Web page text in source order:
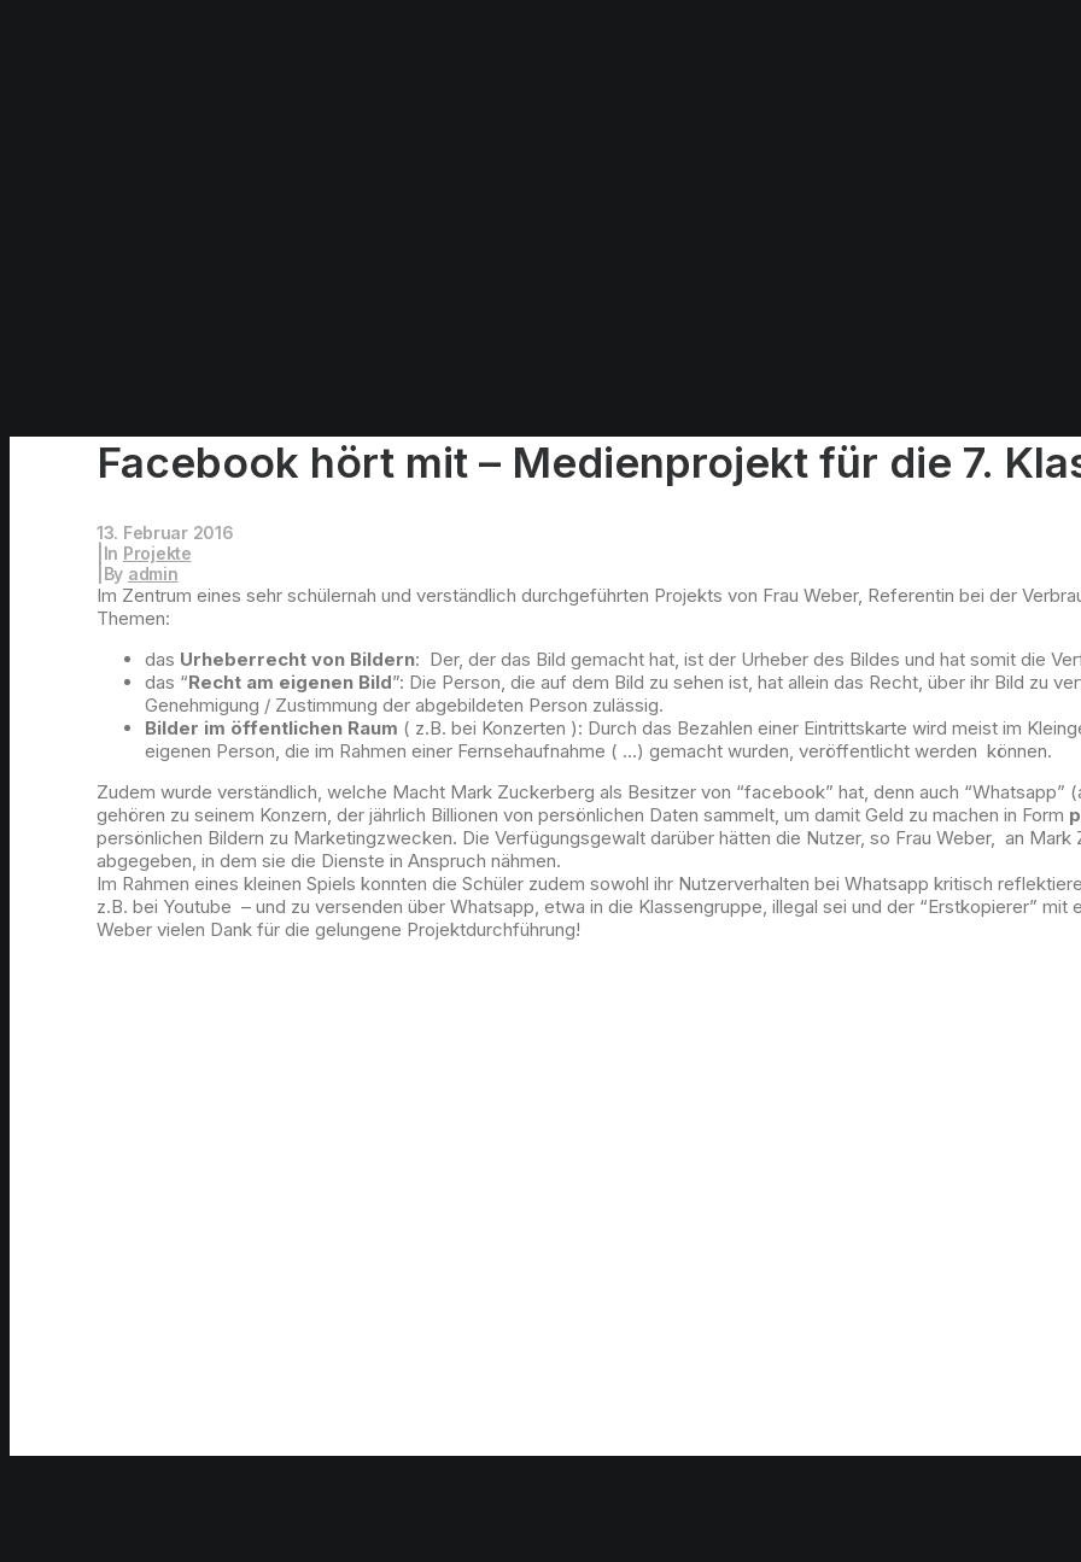
Facebook hört mit – Medienprojekt für die 7.
13. Februar 2016
In Projekte
By admin
Im Zentrum eines sehr schülernah und verständlich durchgeführten Projekts von Frau Weber, Referentin bei der
Themen:
das Urheberrecht von Bildern: Der, der das Bild gemacht hat, ist der Urheber des Bildes und hat somit die
das “Recht am eigenen Bild”: Die Person, die auf dem Bild zu sehen ist, hat allein das Recht, über ihr Bild zu
Genehmigung / Zustimmung der abgebildeten Person zulässig.
Bilder im öffentlichen Raum ( z.B. bei Konzerten ): Durch das Bezahlen einer Eintrittskarte wird meist im
eigenen Person, die im Rahmen einer Fernsehaufnahme ( …) gemacht wurden, veröffentlicht werden können.
Zudem wurde verständlich, welche Macht Mark Zuckerberg als Besitzer von “facebook” hat, denn auch “Whatsapp”
gehören zu seinem Konzern, der jährlich Billionen von persönlichen Daten sammelt, um damit Geld zu machen in Form
persönlichen Bildern zu Marketingzwecken. Die Verfügungsgewalt darüber hätten die Nutzer, so Frau Weber, an
abgegeben, in dem sie die Dienste in Anspruch nähmen.
Im Rahmen eines kleinen Spiels konnten die Schüler zudem sowohl ihr Nutzerverhalten bei Whatsapp kritisch
z.B. bei Youtube – und zu versenden über Whatsapp, etwa in die Klassengruppe, illegal sei und der “Erstkopierer”
Weber vielen Dank für die gelungene Projektdurchführung!